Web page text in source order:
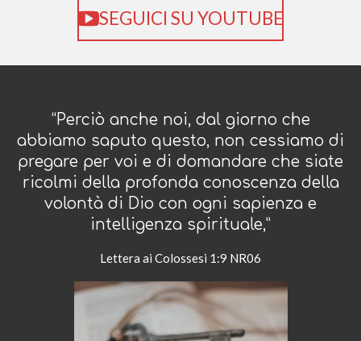
SEGUICI SU YOUTUBE
“Perciò anche noi, dal giorno che
abbiamo saputo questo, non cessiamo di
pregare per voi e di domandare che siate
ricolmi della profonda conoscenza della
volontà di Dio con ogni sapienza e
intelligenza spirituale,”
Lettera ai Colossesi‬ ‭1‬:‭9‬ ‭NR06‬‬